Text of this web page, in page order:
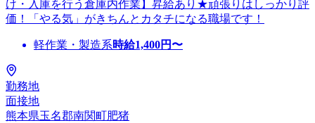
け・入庫を行う倉庫内作業】昇給あり★頑張りはしっかり評
価！「やる気」がきちんとカタチになる職場です！
軽作業・製造系時給1,400円〜
勤務地
面接地
熊本県玉名郡南関町肥猪